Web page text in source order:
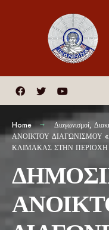
Home Διαγωνισμοί,
ΑΝΟΙΚΤΟΥ ΔΙΑΓΩΝΙΣΜΟΥ
ΚΛΙΜΑΚΑΣ ΣΤΗΝ